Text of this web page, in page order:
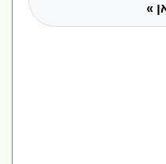
»